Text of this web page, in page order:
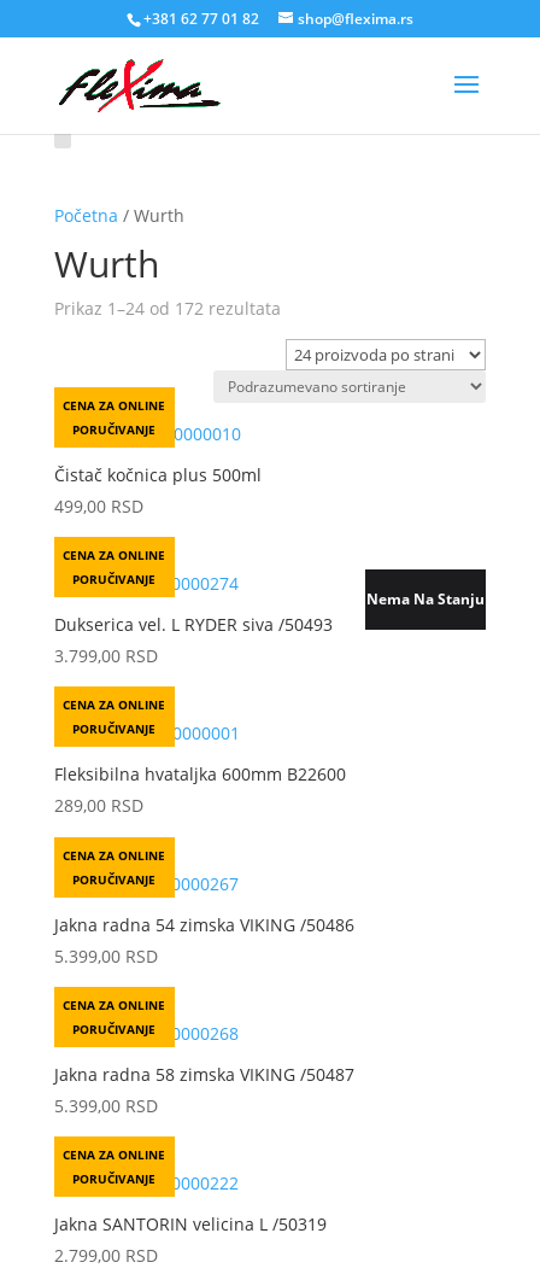
+381 62 77 01 82 shop@flexima.rs
Početna / Wurth
Wurth
Prikaz 1–24 od 172 rezultata
CENA ZA ONLINE
PORUČIVANJE
Čistač kočnica plus 500ml
499,00 RSD
CENA ZA ONLINE
PORUČIVANJE
Nema Na Stanju
Dukserica vel. L RYDER siva /50493
3.799,00 RSD
CENA ZA ONLINE
PORUČIVANJE
Fleksibilna hvataljka 600mm B22600
289,00 RSD
CENA ZA ONLINE
PORUČIVANJE
Jakna radna 54 zimska VIKING /50486
5.399,00 RSD
CENA ZA ONLINE
PORUČIVANJE
Jakna radna 58 zimska VIKING /50487
5.399,00 RSD
CENA ZA ONLINE
PORUČIVANJE
Jakna SANTORIN velicina L /50319
2.799,00 RSD